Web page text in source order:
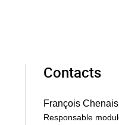
Contacts
François Chenais
Responsable